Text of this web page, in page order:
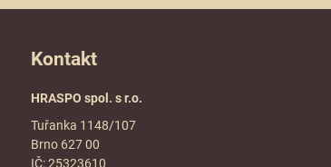
Kontakt
HRASPO spol. s r.o.
Tuřanka 1148/107
Brno 627 00
IČ: 25323610